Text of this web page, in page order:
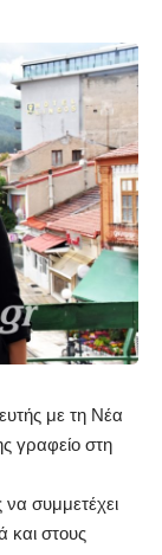
με τη Νέα
γραφείο στη
συμμετέχει
και στους